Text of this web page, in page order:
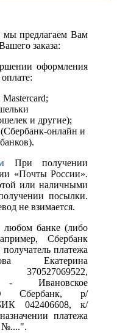
мы предлагаем Вам
заказа:
оформления
и другие);
онлайн и
При получении
«Почты России».
или наличными
посылки.
не взимается.
любом банке (либо
Сбербанк
платежа
Екатерина
- Ивановское
Сбербанк, р/
042406608, к/
платежа
№....".